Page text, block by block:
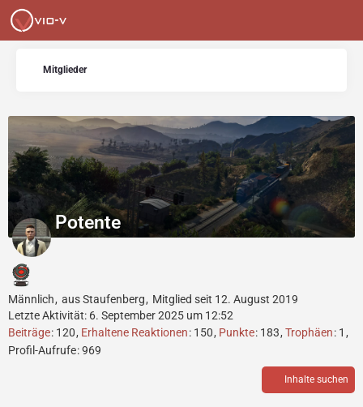
Mitglieder
Potente
Männlich aus Staufenberg
Mitglied seit 12. August 2019
Letzte Aktivität: 6. September 2025 um 12:52
Beiträge 120 Erhaltene Reaktionen 150 Punkte 183 Trophäen 1
Profil-Aufrufe 969
Inhalte suchen